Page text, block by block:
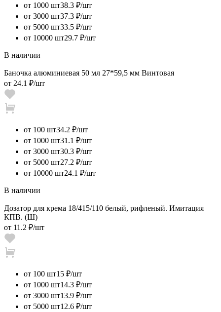
от 1000 шт38.3 ₽/шт
от 3000 шт37.3 ₽/шт
от 5000 шт33.5 ₽/шт
от 10000 шт29.7 ₽/шт
В наличии
Баночка алюминиевая 50 мл 27*59,5 мм Винтовая
от 24.1 ₽/шт
от 100 шт34.2 ₽/шт
от 1000 шт31.1 ₽/шт
от 3000 шт30.3 ₽/шт
от 5000 шт27.2 ₽/шт
от 10000 шт24.1 ₽/шт
В наличии
Дозатор для крема 18/415/110 белый, рифленый. Имитация
КПВ. (Ш)
от 11.2 ₽/шт
от 100 шт15 ₽/шт
от 1000 шт14.3 ₽/шт
от 3000 шт13.9 ₽/шт
от 5000 шт12.6 ₽/шт